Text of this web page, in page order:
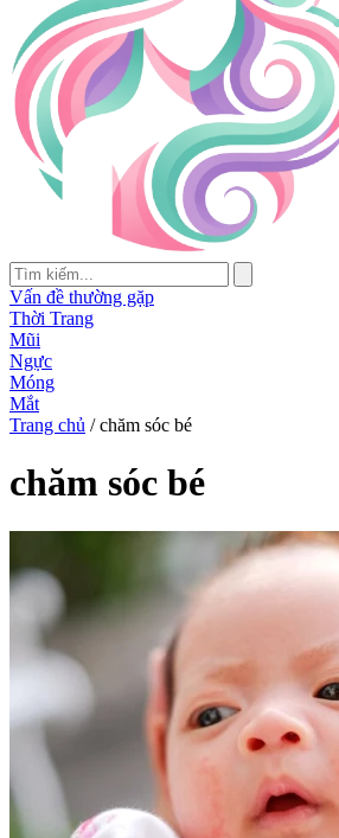
Vấn đề thường gặp
Thời Trang
Mũi
Ngực
Móng
Mắt
Trang chủ / chăm sóc bé
chăm sóc bé